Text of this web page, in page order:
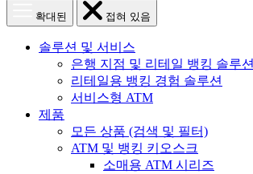
확대된
메
뉴
기
접혀 있음
솔루션 및 서비스
은행 지점 및 리테일 뱅킹 솔루션
리테일용 뱅킹 경험 솔루션
서비스형 ATM
제품
모든 상품 (검색 및 필터)
ATM 및 뱅킹 키오스크
소매용 ATM 시리즈